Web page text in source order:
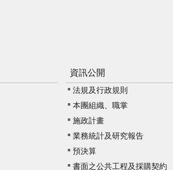
資訊公開
法規及行政規則
本團組織、職掌
施政計畫
業務統計及研究報告
預決算
書面之公共工程及採購契約